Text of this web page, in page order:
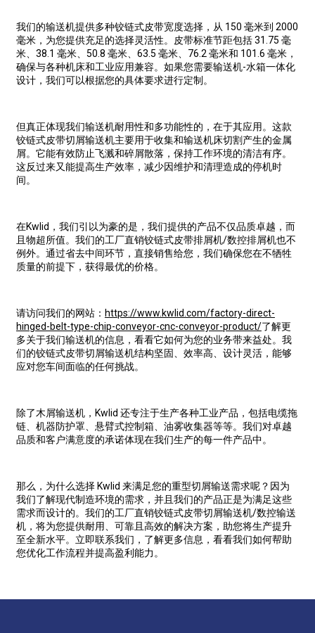
我们的输送机提供多种铰链式皮带宽度选择，从 150 毫米到 2000
毫米，为您提供充足的选择灵活性。皮带标准节距包括 31.75 毫
米、38.1 毫米、50.8 毫米、63.5 毫米、76.2 毫米和 101.6 毫米，
确保与各种机床和工业应用兼容。如果您需要输送机-水箱一体化
设计，我们可以根据您的具体要求进行定制。
但真正体现我们输送机耐用性和多功能性的，在于其应用。这款
铰链式皮带切屑输送机主要用于收集和输送机床切割产生的金属
屑。它能有效防止飞溅和碎屑散落，保持工作环境的清洁有序。
这反过来又能提高生产效率，减少因维护和清理造成的停机时
间。
在Kwlid，我们引以为豪的是，我们提供的产品不仅品质卓越，而
且物超所值。我们的工厂直销铰链式皮带排屑机/数控排屑机也不
例外。通过省去中间环节，直接销售给您，我们确保您在不牺牲
质量的前提下，获得最优的价格。
请访问我们的网站： https://www.kwlid.com/factory-direct-
hinged-belt-type-chip-conveyor-cnc-conveyor-product/了解更
多关于我们输送机的信息，看看它如何为您的业务带来益处。我
们的铰链式皮带切屑输送机结构坚固、效率高、设计灵活，能够
应对您车间面临的任何挑战。
除了木屑输送机，Kwlid 还专注于生产各种工业产品，包括电缆拖
链、机器防护罩、悬臂式控制箱、油雾收集器等等。我们对卓越
品质和客户满意度的承诺体现在我们生产的每一件产品中。
那么，为什么选择 Kwlid 来满足您的重型切屑输送需求呢？因为
我们了解现代制造环境的需求，并且我们的产品正是为满足这些
需求而设计的。我们的工厂直销铰链式皮带切屑输送机/数控输送
机，将为您提供耐用、可靠且高效的解决方案，助您将生产提升
至全新水平。立即联系我们，了解更多信息，看看我们如何帮助
您优化工作流程并提高盈利能力。